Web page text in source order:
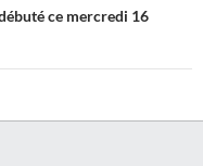
ce mercredi 16